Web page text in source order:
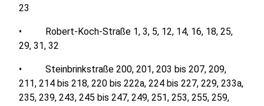
23
• Robert-Koch-Straße 1, 3, 5, 12, 14, 16, 18, 25,
29, 31, 32
• Steinbrinkstraße 200, 201, 203 bis 207, 209,
211, 214 bis 218, 220 bis 222a, 224 bis 227, 229, 233a,
235, 239, 243, 245 bis 247, 249, 251, 253, 255, 259,